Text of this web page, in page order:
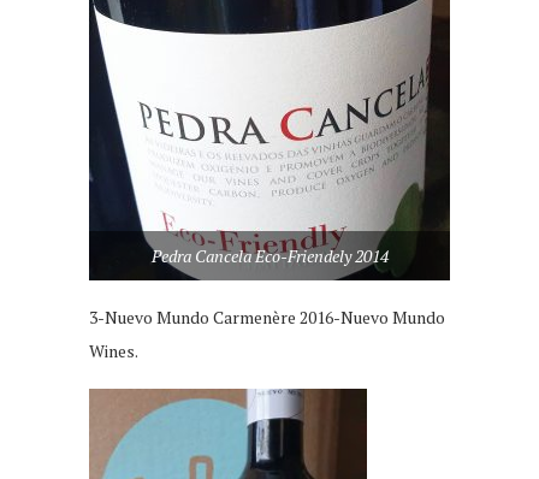
Pedra Cancela Eco-Friendely 2014
3-Nuevo Mundo Carmenère 2016-Nuevo Mundo
Wines.